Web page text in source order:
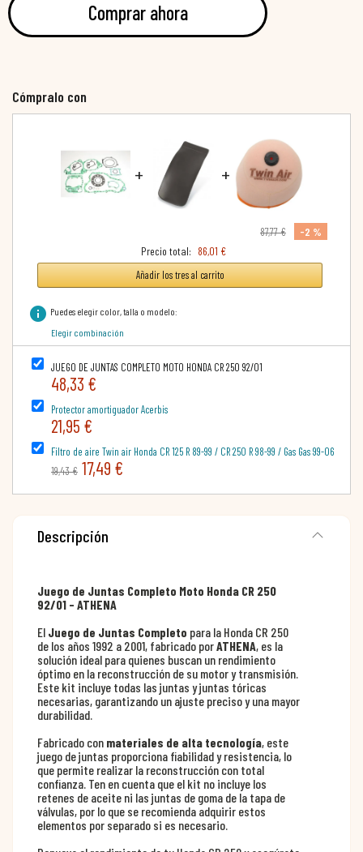
Comprar ahora
Cómpralo con
+ +
87,77 €
-2 %
Precio total: 86,01 €
Añadir los tres al carrito
info Puedes elegir color, talla o modelo:
Elegir combinación
JUEGO DE JUNTAS COMPLETO MOTO HONDA CR 250 92/01
48,33 €
Protector amortiguador Acerbis
21,95 €
Filtro de aire Twin air Honda CR 125 R 89-99 / CR 250 R 98-99 / Gas Gas 99-06
19,43 € 17,49 €
Descripción
Juego de Juntas Completo Moto Honda CR 250
92/01 - ATHENA
El Juego de Juntas Completo para la Honda CR 250
de los años 1992 a 2001, fabricado porATHENA, es la
solución ideal para quienes buscan un rendimiento
óptimo en la reconstrucción de su motor y transmisión.
Este kit incluye todas las juntas y juntas tóricas
necesarias, garantizando un ajuste preciso y una mayor
durabilidad.
Fabricado con materiales de alta tecnología, este
juego de juntas proporciona fiabilidad y resistencia, lo
que permite realizar la reconstrucción con total
confianza. Ten en cuenta que el kit no incluye los
retenes de aceite ni las juntas de goma de la tapa de
válvulas, por lo que se recomienda adquirir estos
elementos por separado si es necesario.